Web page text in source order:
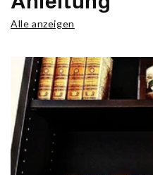
Alle anzeigen